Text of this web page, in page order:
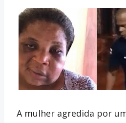
A mulher agredida por